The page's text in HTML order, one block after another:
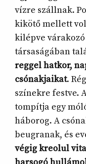
vízre szállnak.
kikötő mellett
kilépve
társaságában
reggel hatkor,
csónakjaikat.
színekre festve.
tompítja egy
háborog. A
beugranak, és
végig kreolul